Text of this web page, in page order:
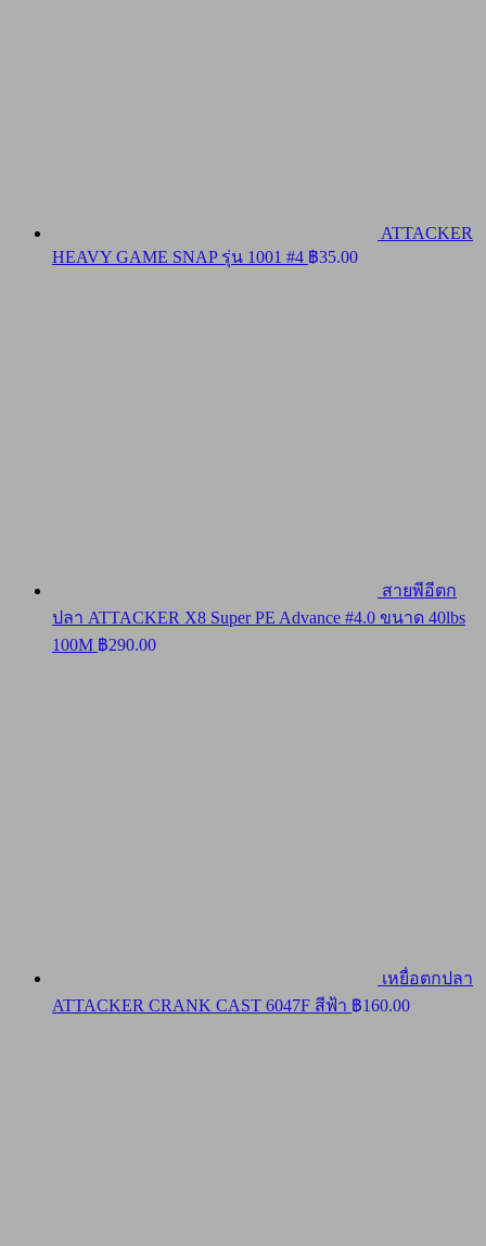
ATTACKER
HEAVY GAME SNAP รุ่น 1001 #4 ฿35.00
สายพีอีตก
ปลา ATTACKER X8 Super PE Advance #4.0 ขนาด 40lbs
100M ฿290.00
เหยื่อตกปลา
ATTACKER CRANK CAST 6047F สีฟ้า ฿160.00